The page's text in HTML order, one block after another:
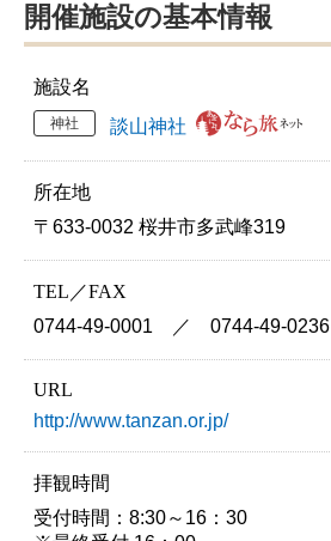
開催施設の基本情報
施設名
神社 談山神社
所在地
〒633-0032 桜井市多武峰319
TEL／FAX
0744-49-0001 ／ 0744-49-0236
URL
http://www.tanzan.or.jp/
拝観時間
受付時間：8:30～16：30